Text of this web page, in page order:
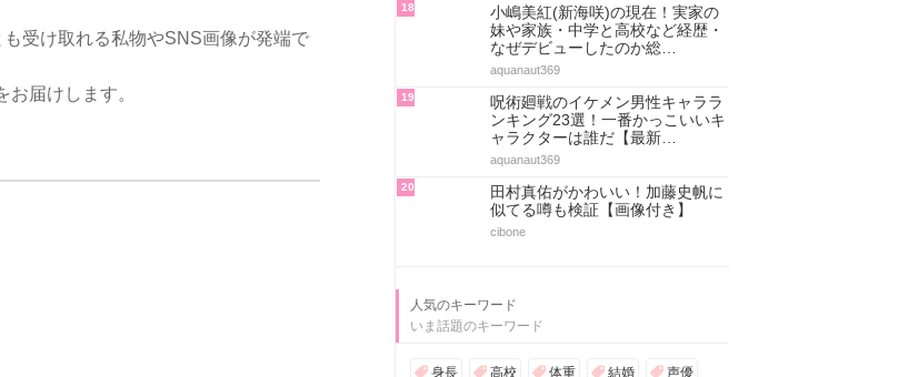
受け取れる私物やSNS画像が発端で
届けします。
18
小嶋美紅(新海咲)の現在！実家の
妹や家族・中学と高校など経歴・
なぜデビューしたのか総…
aquanaut369
19
呪術廻戦のイケメン男性キャララ
ンキング23選！一番かっこいいキ
ャラクターは誰だ【最新…
aquanaut369
20
田村真佑がかわいい！加藤史帆に
似てる噂も検証【画像付き】
cibone
人気のキーワード
いま話題のキーワード
身長 高校 体重 結婚 声優